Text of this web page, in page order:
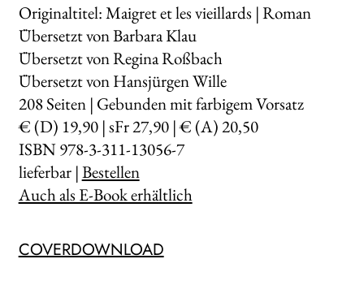
Originaltitel: Maigret et les vieillards | Roman
Übersetzt von Barbara Klau
Übersetzt von Regina Roßbach
Übersetzt von Hansjürgen Wille
208Seiten | Gebunden mit farbigem Vorsatz
€ (D) 19,90 | sFr 27,90 | € (A) 20,50
ISBN 978-3-311-13056-7
lieferbar |Bestellen
Auch als E-Book erhältlich
COVERDOWNLOAD